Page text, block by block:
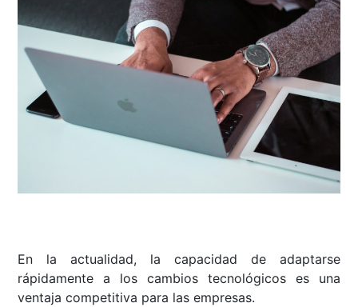
En la actualidad, la capacidad de adaptarse
rápidamente a los cambios tecnológicos es una
ventaja competitiva para las empresas.